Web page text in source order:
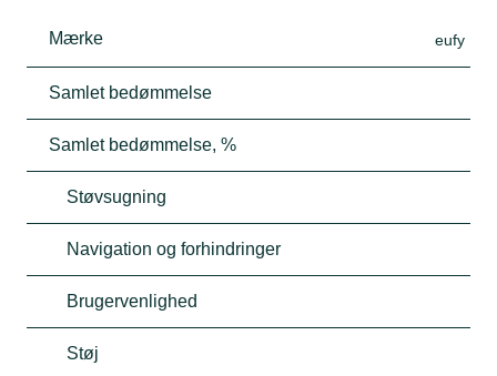
Mærke eufy
Samlet bedømmelse
Samlet bedømmelse, %
Støvsugning
Navigation og forhindringer
Brugervenlighed
Støj